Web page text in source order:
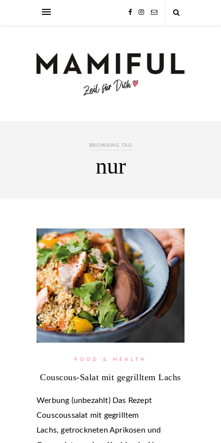
BROWSING TAG
nur
FOOD & HEALTH
Couscous-Salat mit gegrilltem Lachs
Werbung (unbezahlt) Das Rezept
Couscoussalat mit gegrilltem
Lachs, getrockneten Aprikosen und